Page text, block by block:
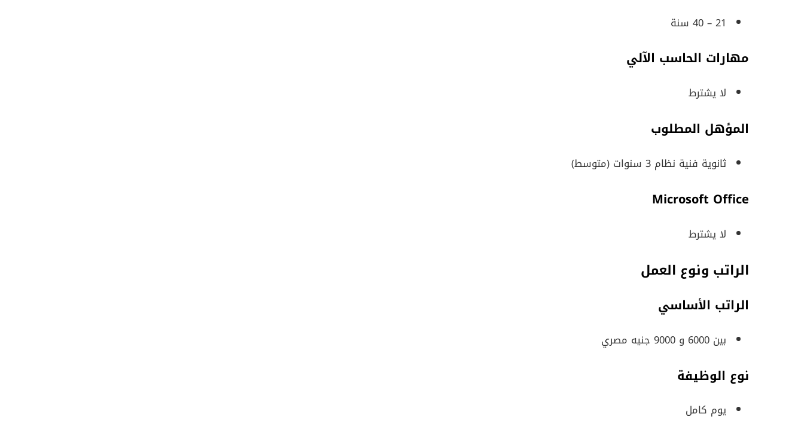
21 – 40 سنة
مهارات الحاسب الآلي
لا يشترط
المؤهل المطلوب
ثانوية فنية نظام 3 سنوات (متوسط)
Microsoft Office
لا يشترط
الراتب ونوع العمل
الراتب الأساسي
بين 6000 و 9000 جنيه مصري
نوع الوظيفة
يوم كامل